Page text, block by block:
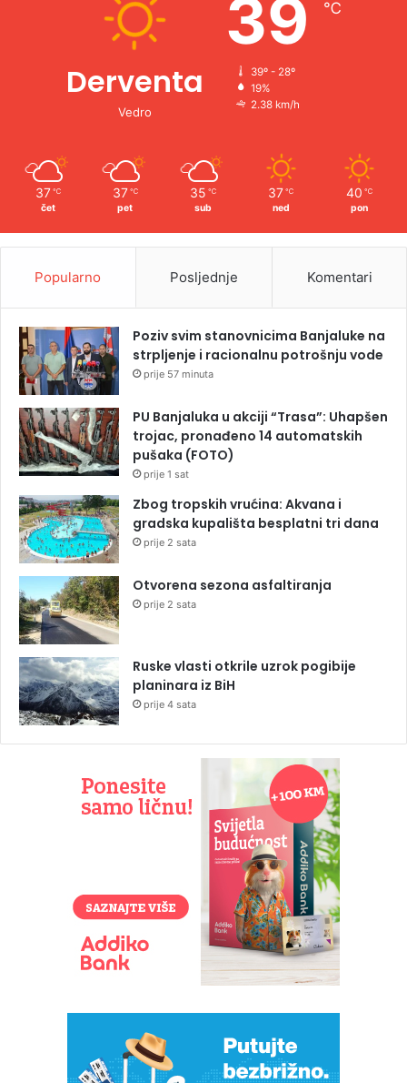
Derventa
Vedro
39 ℃
39º - 28º
19%
2.38 km/h
37 ℃
čet
37 ℃
pet
35 ℃
sub
37 ℃
ned
40 ℃
pon
Popularno Posljednje Komentari
Poziv svim stanovnicima Banjaluke na
strpljenje i racionalnu potrošnju vode
prije 57 minuta
PU Banjaluka u akciji “Trasa”: Uhapšen
trojac, pronađeno 14 automatskih
pušaka (FOTO)
prije 1 sat
Zbog tropskih vrućina: Akvana i
gradska kupališta besplatni tri dana
prije 2 sata
Otvorena sezona asfaltiranja
prije 2 sata
Ruske vlasti otkrile uzrok pogibije
planinara iz BiH
prije 4 sata